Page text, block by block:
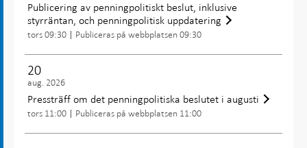
Publicering av penningpolitiskt beslut, inklusive
styrräntan, och penningpolitisk uppdatering
tors 09:30 Publiceras på webbplatsen 09:30
20
aug. 2026
Pressträff om det penningpolitiska beslutet i augusti
tors 11:00 Publiceras på webbplatsen 11:00